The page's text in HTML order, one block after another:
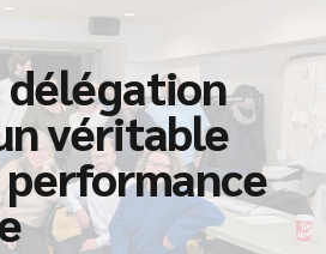
délégation
véritable